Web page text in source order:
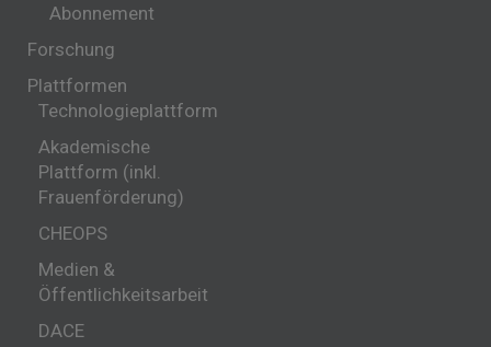
Abonnement
Forschung
Plattformen
Technologieplattform
Akademische
Plattform (inkl.
Frauenförderung)
CHEOPS
Medien &
Öffentlichkeitsarbeit
DACE